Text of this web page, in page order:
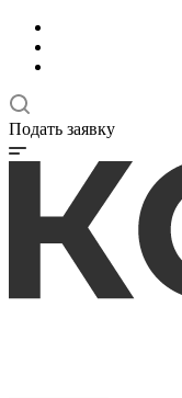
Подать заявку